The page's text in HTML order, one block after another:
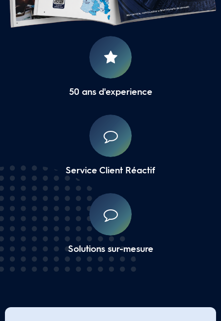
16 Agences Régionales
50 ans d'experience
Service Client Réactif
Solutions sur-mesure